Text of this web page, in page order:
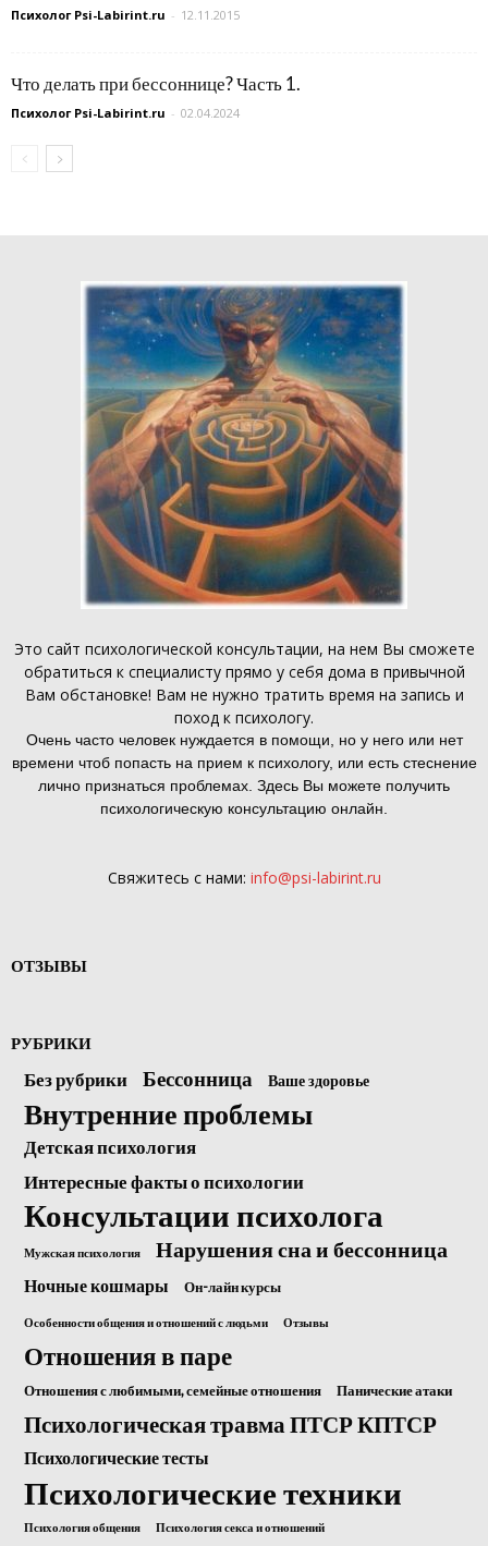
Психолог Psi-Labirint.ru - 12.11.2015
Что делать при бессоннице? Часть 1.
Психолог Psi-Labirint.ru - 02.04.2024
Это сайт психологической консультации, на нем Вы сможете
обратиться к специалисту прямо у себя дома в привычной
Вам обстановке! Вам не нужно тратить время на запись и
поход к психологу.
Очень часто человек нуждается в помощи, но у него или нет
времени чтоб попасть на прием к психологу, или есть стеснение
лично признаться проблемах. Здесь Вы можете получить
психологическую консультацию онлайн.
Свяжитесь с нами: info@psi-labirint.ru
ОТЗЫВЫ
РУБРИКИ
Без рубрики Бессонница Ваше здоровье
Внутренние проблемы
Детская психология
Интересные факты о психологии
Консультации психолога
Мужская психология Нарушения сна и бессонница
Ночные кошмары Он-лайн курсы
Особенности общения и отношений с людьми Отзывы
Отношения в паре
Отношения с любимыми, семейные отношения Панические атаки
Психологическая травма ПТСР КПТСР
Психологические тесты
Психологические техники
Психология общения Психология секса и отношений